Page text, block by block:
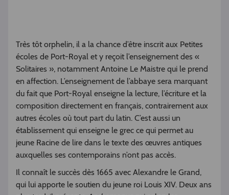
Très tôt orphelin, il a la chance d’être inscrit aux Petites
écoles de Port-Royal et y reçoit l’enseignement des «
Solitaires », notamment Antoine Le Maistre qui le prend
en affection. L’enseignement de l’abbaye sera marquant
du fait que Port-Royal enseigne la lecture, l’écriture et la
composition directement en français, contrairement aux
autres écoles où tout part du latin. C’est aussi un
établissement qui enseigne le grec ce qui permet au
jeune Racine de lire dans le texte des œuvres antiques
auxquelles ses contemporains n’ont pas accès.
Il connaît le succès dès 1665 avec Alexandre le Grand,
qui lui apporte le soutien du jeune roi Louis XIV. Deux ans